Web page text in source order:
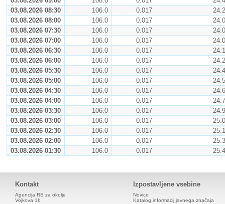
03.08.2026 08:30
106.0 0.017
24.2
03.08.2026 08:00
106.0 0.017
24.0
03.08.2026 07:30
106.0 0.017
24.0
03.08.2026 07:00
106.0 0.017
24.0
03.08.2026 06:30
106.0 0.017
24.1
03.08.2026 06:00
106.0 0.017
24.2
03.08.2026 05:30
106.0 0.017
24.4
03.08.2026 05:00
106.0 0.017
24.5
03.08.2026 04:30
106.0 0.017
24.6
03.08.2026 04:00
106.0 0.017
24.7
03.08.2026 03:30
106.0 0.017
24.9
03.08.2026 03:00
106.0 0.017
25.0
03.08.2026 02:30
106.0 0.017
25.1
03.08.2026 02:00
106.0 0.017
25.3
03.08.2026 01:30
106.0 0.017 25.4
Kontakt
Agencija RS za okolje
Vojkova 1b
Izpostavljene vsebine
Novice
Katalog informacij javnega značaja